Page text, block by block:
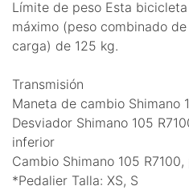
Límite de peso Esta
máximo (peso combinado
carga) de 125 kg.
Transmisión
Maneta de cambio Shimano
Desviador Shimano 105
inferior
Cambio Shimano 105
*Pedalier Talla: XS, S